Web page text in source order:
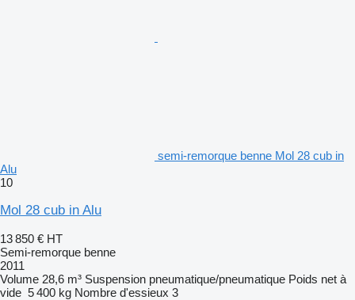
semi-remorque benne Mol 28 cub in
Alu
10
Mol 28 cub in Alu
13 850 € HT
Semi-remorque benne
2011
Volume 28,6 m³ Suspension pneumatique/pneumatique Poids net à
vide 5 400 kg Nombre d'essieux 3